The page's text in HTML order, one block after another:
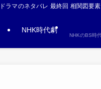
ラマのネタバレ 最終回 相関図要
NHK時代劇
NHKのBS時